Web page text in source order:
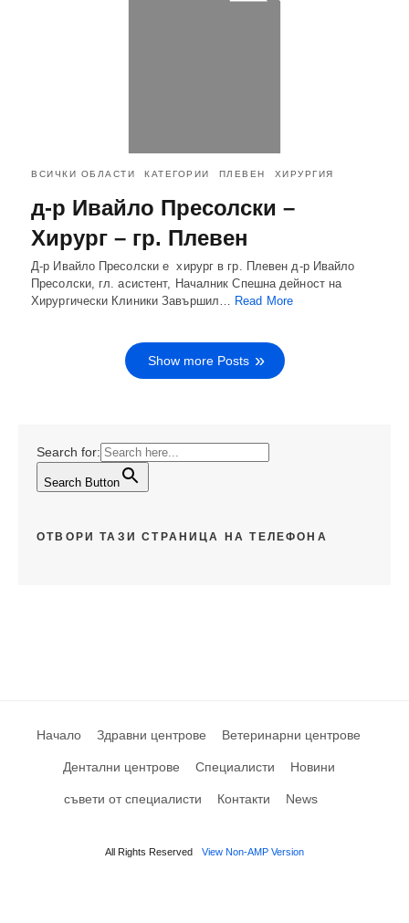
ВСИЧКИ ОБЛАСТИ КАТЕГОРИИ ПЛЕВЕН ХИРУРГИЯ
д-р Ивайло Пресолски –
Хирург – гр. Плевен
Д-р Ивайло Пресолски е хирург в гр. Плевен д-р Ивайло
Пресолски, гл. асистент, Началник Спешна дейност на
Хирургически Клиники Завършил… Read More
Show more Posts
Search for:
Search Button
ОТВОРИ ТАЗИ СТРАНИЦА НА ТЕЛЕФОНА
Начало Здравни центрове Ветеринарни центрове
Дентални центрове Специалисти Новини
съвети от специалисти Контакти News
All Rights Reserved View Non-AMP Version